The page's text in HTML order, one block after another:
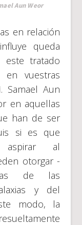
Aun Weor
en relación
queda
este tratado
en vuestras
Samael Aun
en aquellas
han de ser
si es que
al
otorgar -
de las
y del
modo, la